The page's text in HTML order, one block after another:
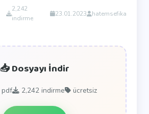
2,242
indirme
23.01.2023 hatemsefika
📥 Dosyayı İndir
pdf 2,242 indirme ücretsiz